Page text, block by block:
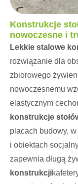
Konstrukcje
nowoczesne i
Lekkie stalowe
rozwiązanie dla
zbiorowego
nowoczesnemu
elastycznym
konstrukcje
placach budowy,
i obiektach
zapewnia długą
konstrukcji